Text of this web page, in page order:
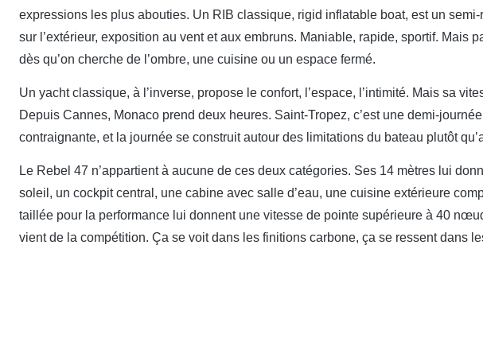
expressions les plus abouties. Un RIB classique, rigid inflatable boat, est un
sur l’extérieur, exposition au vent et aux embruns. Maniable, rapide, sportif. Mais
dès qu’on cherche de l’ombre, une cuisine ou un espace fermé.
Un yacht classique, à l’inverse, propose le confort, l’espace, l’intimité. Mais sa
Depuis Cannes, Monaco prend deux heures. Saint-Tropez, c’est une demi-
contraignante, et la journée se construit autour des limitations du bateau plutôt
Le Rebel 47 n’appartient à aucune de ces deux catégories. Ses 14 mètres lui
soleil, un cockpit central, une cabine avec salle d’eau, une cuisine extérieure
taillée pour la performance lui donnent une vitesse de pointe supérieure à 40
vient de la compétition. Ça se voit dans les finitions carbone, ça se ressent dans